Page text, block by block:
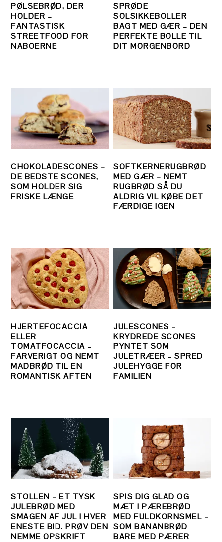
PØLSEBRØD, DER
HOLDER –
FANTASTISK
STREETFOOD FOR
NABOERNE
SPRØDE
SOLSIKKEBOLLER
BAGT MED GÆR – DEN
PERFEKTE BOLLE TIL
DIT MORGENBORD
CHOKOLADESCONES –
DE BEDSTE SCONES,
SOM HOLDER SIG
FRISKE LÆNGE
SOFTKERNERUGBRØD
MED GÆR – NEMT
RUGBRØD SÅ DU
ALDRIG VIL KØBE DET
FÆRDIGE IGEN
HJERTEFOCACCIA
ELLER
TOMATFOCACCIA –
FARVERIGT OG NEMT
MADBRØD TIL EN
ROMANTISK AFTEN
JULESCONES –
KRYDREDE SCONES
PYNTET SOM
JULETRÆER – SPRED
JULEHYGGE FOR
FAMILIEN
STOLLEN – ET TYSK
JULEBRØD MED
SMAGEN AF JUL I HVER
ENESTE BID. PRØV DEN
NEMME OPSKRIFT
SPIS DIG GLAD OG
MÆT I PÆREBRØD
MED FULDKORNSMEL –
SOM BANANBRØD
BARE MED PÆRER